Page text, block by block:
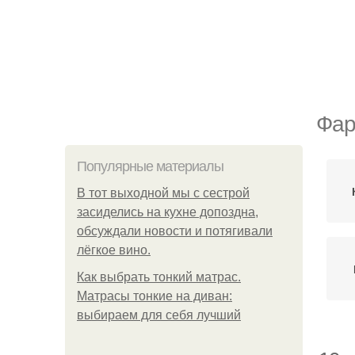
Популярные материалы
В тот выходной мы с сестрой
засиделись на кухне допоздна,
обсуждали новости и потягивали
лёгкое вино.
Как выбрать тонкий матрас.
Матрасы тонкие на диван:
выбираем для себя лучший